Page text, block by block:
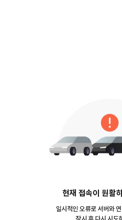
현재 접속이 원활
일시적인 오류로 서버와